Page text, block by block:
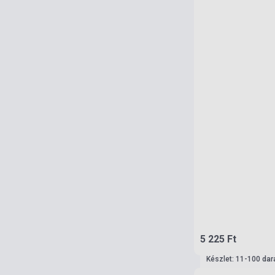
5 225 Ft
Készlet: 11-100